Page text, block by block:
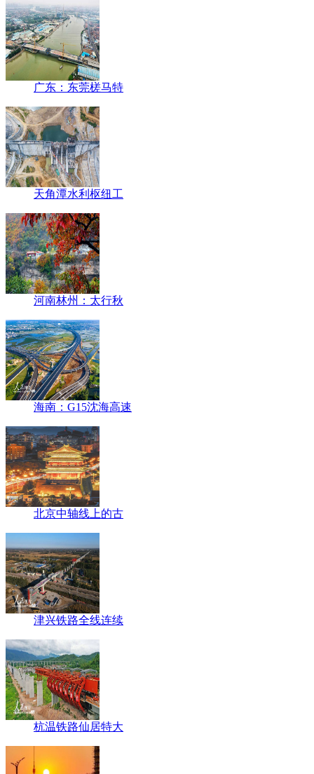
广东：东莞槎马特
天角潭水利枢纽工
河南林州：太行秋
海南：G15沈海高速
北京中轴线上的古
津兴铁路全线连续
杭温铁路仙居特大